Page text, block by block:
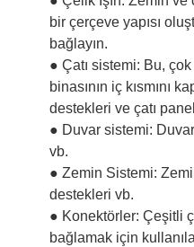
bir çerçeve yapısı
bağlayın.
● Çatı sistemi: Bu,
binasının iç kısmını
destekleri ve çatı
● Duvar sistemi:
vb.
● Zemin Sistemi:
destekleri vb.
● Konektörler: Çeşitli
bağlamak için